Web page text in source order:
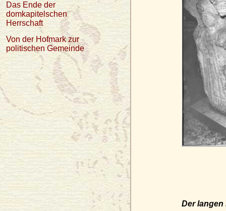
Der
Das Ende der
domkapitelschen
Herrschaft
Von der Hofmark zur
politischen Gemeinde